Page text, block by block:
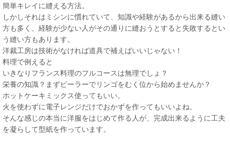
簡単キレイに縫える方法。
しかしそれはミシンに慣れていて、知識や経験があるから出来る縫い
方も多く、経験が少ない人がその通りに縫おうとすると失敗するとい
う縫い方もあります。
洋裁工房は技術がなければ道具で補えばいいじゃない！
料理で例えると
いきなりフランス料理のフルコースは無理でしょ？
栄養の知識？まずピーラーでリンゴをむく位から始めませんか？
ホットケーキミックス使ってもいい。
火を使わずに電子レンジだけでおかずを作ってもいいよね。
そんな感じの本当に洋服をはじめて作る人が、完成出来るように工夫
を凝らして型紙を作っています。